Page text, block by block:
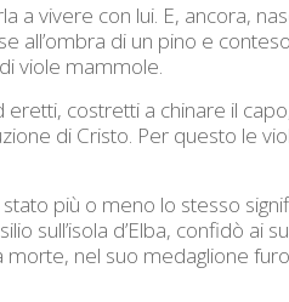
a vivere con lui. E, ancora,
all’ombra di un pino e
viole mammole.
costretti a chinare il
di Cristo. Per questo le
più o meno lo stesso
sull’isola d’Elba, confidò ai
nel suo medaglione